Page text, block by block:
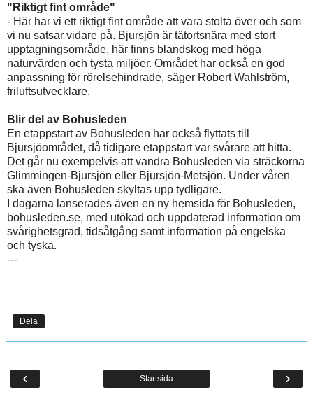
"Riktigt fint område"
- Här har vi ett riktigt fint område att vara stolta över och som
vi nu satsar vidare på. Bjursjön är tätortsnära med stort
upptagningsområde, här finns blandskog med höga
naturvärden och tysta miljöer. Området har också en god
anpassning för rörelsehindrade, säger Robert Wahlström,
friluftsutvecklare.
Blir del av Bohusleden
En etappstart av Bohusleden har också flyttats till
Bjursjöområdet, då tidigare etappstart var svårare att hitta.
Det går nu exempelvis att vandra Bohusleden via sträckorna
Glimmingen-Bjursjön eller Bjursjön-Metsjön. Under våren
ska även Bohusleden skyltas upp tydligare.
I dagarna lanserades även en ny hemsida för Bohusleden,
bohusleden.se, med utökad och uppdaterad information om
svårighetsgrad, tidsåtgång samt information på engelska
och tyska.
---
Dela
‹ ›
Startsida